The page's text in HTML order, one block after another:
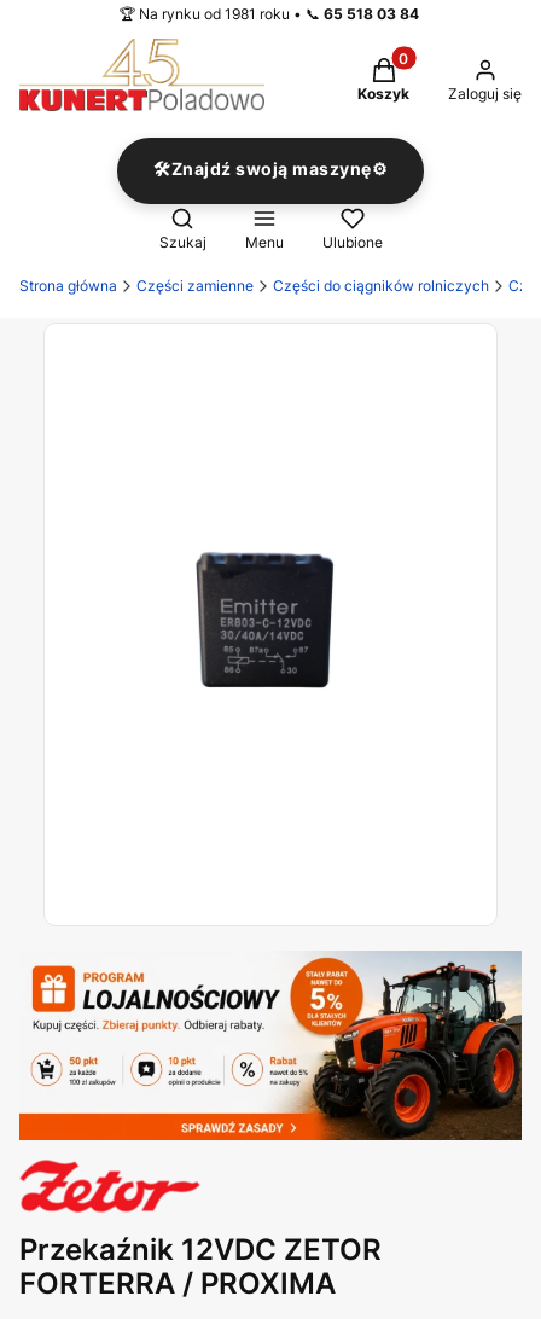
🏆 Na rynku od 1981 roku • 📞 65 518 03 84
Produkty w
Koszyk Zaloguj się
🛠️Znajdź swoją maszynę⚙️
Otwórz wyszukiwarkę
Szukaj Menu Ulubione
Strona główna Części zamienne Części do ciągników rolniczych
Przekaźnik 12VDC ZETOR
FORTERRA / PROXIMA